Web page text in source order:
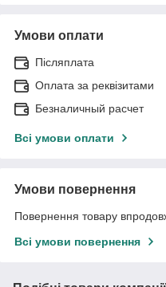
Умови оплати
Післяплата
Оплата за реквізитами
Безналичный расчет
Всі умови оплати
Умови повернення
Повернення товару
Всі умови повернення